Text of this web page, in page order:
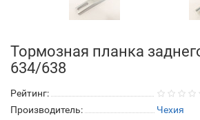
Тормозная планка
634/638
Рейтинг:
Производитель:
Чехия